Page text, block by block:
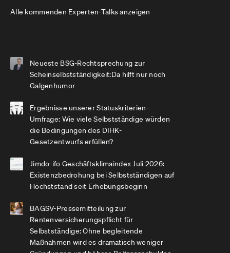
Alle kommenden Experten-Talks anzeigen
Neueste BSG-Rechtsprechung zur
Scheinselbstständigkeit:Da hilft nur noch
Galgenhumor
Ergebnisse unserer Statuskriterien-
Umfrage: Wie viele Selbstständige würden
die Bedingungen des DIHK-
Gesetzentwurfs erfüllen?
Jimdo-ifo Geschäftsklimaindex Juli 2026:
Existenzbedrohung bei Selbstständigen auf
Höchststand seit Erhebungsbeginn
BAGSV-Pressemitteilung zur
Rentenversicherungspflicht für
Selbstständige: Ohne begleitende
Maßnahmen wird es dramatisch weniger